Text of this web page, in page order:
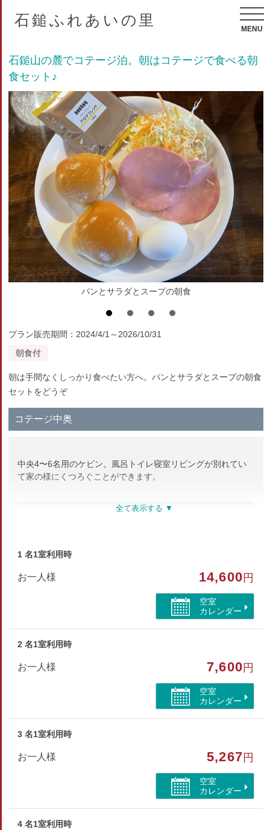
石鎚ふれあいの里
MENU
石鎚山の麓でコテージ泊。朝はコテージで食べる朝
食セット♪
パンとサラダとスープの朝食
プラン販売期間：2024/4/1～2026/10/31
朝食付
朝は手間なくしっかり食べたい方へ。パンとサラダとスープの朝食
セットをどうぞ
コテージ中奥
中央4〜6名用のケビン。風呂トイレ寝室リビングが別れてい
て家の様にくつろぐことができます。
部屋特徴
バス/トイレ/コテージ・棟/禁煙/洗浄機付トイレ/川が見
1 名1室利用時
お一人様 14,600 円
空室
カレンダー
2 名1室利用時
お一人様 7,600 円
空室
カレンダー
3 名1室利用時
お一人様 5,267 円
空室
カレンダー
4 名1室利用時